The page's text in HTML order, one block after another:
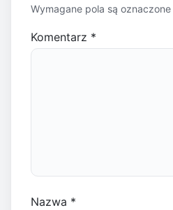
Wymagane pola są oznaczone
Komentarz *
Nazwa *